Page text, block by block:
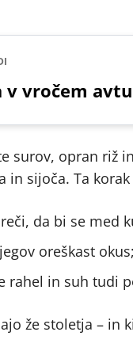
v vročem
surov, opran riž
in sijoča. Ta
da bi se med
oreškast okus;
rahel in suh tudi
že stoletja – in